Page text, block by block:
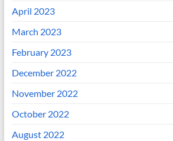
April 2023
March 2023
February 2023
December 2022
November 2022
October 2022
August 2022